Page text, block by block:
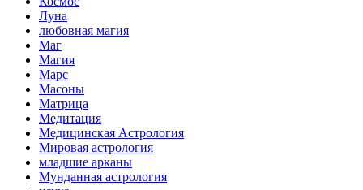
Луна
любовная магия
Маг
Магия
Марс
Масоны
Матрица
Медитация
Медицинская Астрология
Мировая астрология
младшие арканы
Мунданная астрология